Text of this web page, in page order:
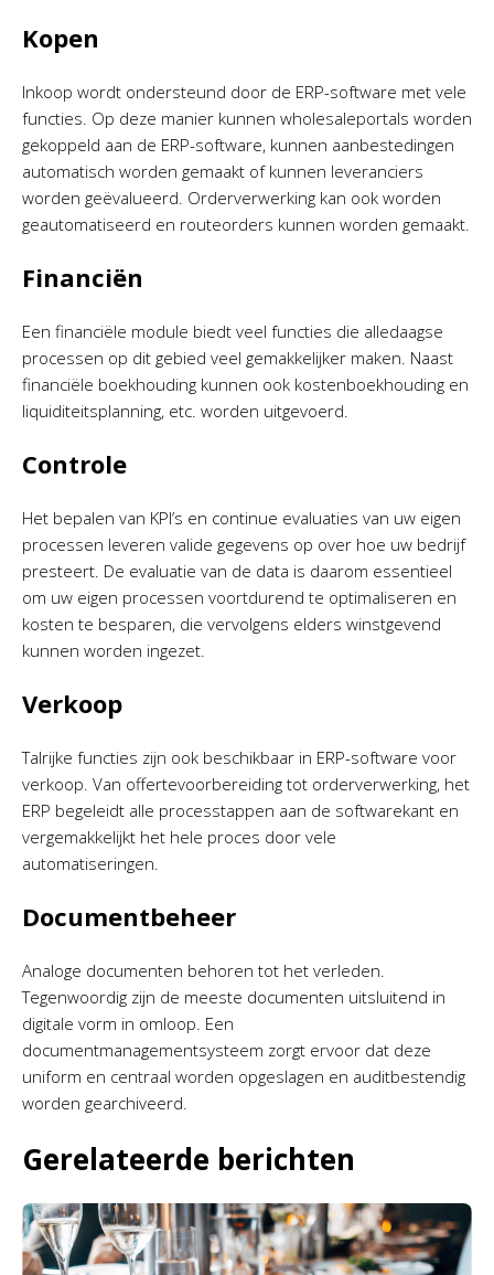
Kopen
Inkoop wordt ondersteund door de ERP-software met vele
functies. Op deze manier kunnen wholesaleportals worden
gekoppeld aan de ERP-software, kunnen aanbestedingen
automatisch worden gemaakt of kunnen leveranciers
worden geëvalueerd. Orderverwerking kan ook worden
geautomatiseerd en routeorders kunnen worden gemaakt.
Financiën
Een financiële module biedt veel functies die alledaagse
processen op dit gebied veel gemakkelijker maken. Naast
financiële boekhouding kunnen ook kostenboekhouding en
liquiditeitsplanning, etc. worden uitgevoerd.
Controle
Het bepalen van KPI’s en continue evaluaties van uw eigen
processen leveren valide gegevens op over hoe uw bedrijf
presteert. De evaluatie van de data is daarom essentieel
om uw eigen processen voortdurend te optimaliseren en
kosten te besparen, die vervolgens elders winstgevend
kunnen worden ingezet.
Verkoop
Talrijke functies zijn ook beschikbaar in ERP-software voor
verkoop. Van offertevoorbereiding tot orderverwerking, het
ERP begeleidt alle processtappen aan de softwarekant en
vergemakkelijkt het hele proces door vele
automatiseringen.
Documentbeheer
Analoge documenten behoren tot het verleden.
Tegenwoordig zijn de meeste documenten uitsluitend in
digitale vorm in omloop. Een
documentmanagementsysteem zorgt ervoor dat deze
uniform en centraal worden opgeslagen en auditbestendig
worden gearchiveerd.
Gerelateerde berichten